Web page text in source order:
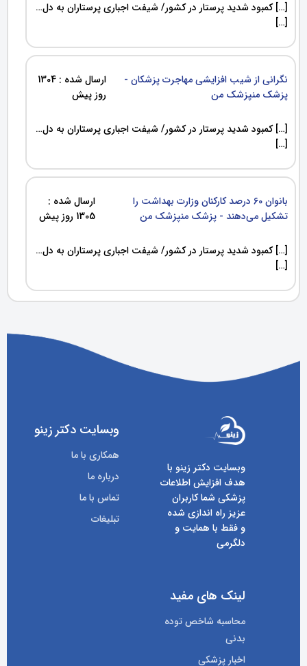
[…] کمبود شدید پرستار در کشور/ شیفت‌ اجباری پرستاران به دل…
[…]
نگرانی از شیب افزایشی مهاجرت پزشکان -
پزشک منپزشک من
ارسال شده : 1304
روز پیش
[…] کمبود شدید پرستار در کشور/ شیفت‌ اجباری پرستاران به دل…
[…]
بانوان 60 درصد کارکنان وزارت بهداشت را
تشکیل می‌دهند - پزشک منپزشک من
ارسال شده :
1305 روز پیش
[…] کمبود شدید پرستار در کشور/ شیفت‌ اجباری پرستاران به دل…
[…]
وبسایت دکتر زینو با
هدف افزایش اطلاعات
پزشکی شما کاربران
عزیز راه اندازی شده
و فقط با همایت و
دلگرمی
وبسایت دکتر زینو
همکاری با ما
درباره ما
تماس با ما
تبلیغات
لینک های مفید
محاسبه شاخص توده
بدنی
اخبار پزشکی